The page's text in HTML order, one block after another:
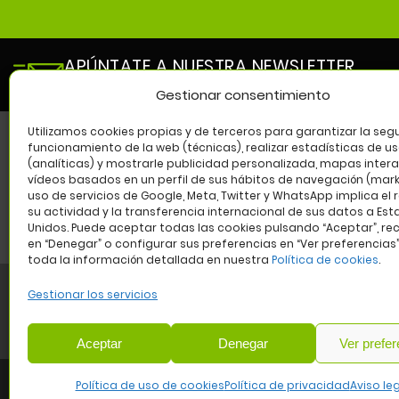
Gestionar consentimiento
Utilizamos cookies propias y de terceros para garantizar la
funcionamiento de la web (técnicas), realizar estadísticas de
(analíticas) y mostrarle publicidad personalizada, mapas
vídeos basados en un perfil de sus hábitos de navegación
uso de servicios de Google, Meta, Twitter y WhatsApp implica el
su actividad y la transferencia internacional de sus datos a
Unidos. Puede aceptar todas las cookies pulsando “Aceptar”,
en “Denegar” o configurar sus preferencias en “Ver
toda la información detallada en nuestra Política de cookies.
Gestionar los servicios
Aceptar Denegar Ver
Política de uso de cookiesPolítica de privacidadAviso
APÚNTATE A NUESTRA NEWSLETTER
y entérate de todas las novedades de nuestro